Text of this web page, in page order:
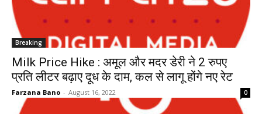
Breaking
Milk Price Hike : अमूल और मदर डेरी ने 2 रुपए
प्रति लीटर बढ़ाए दूध के दाम, कल से लागू होंगे नए रेट
Farzana Bano - August 16, 2022 0